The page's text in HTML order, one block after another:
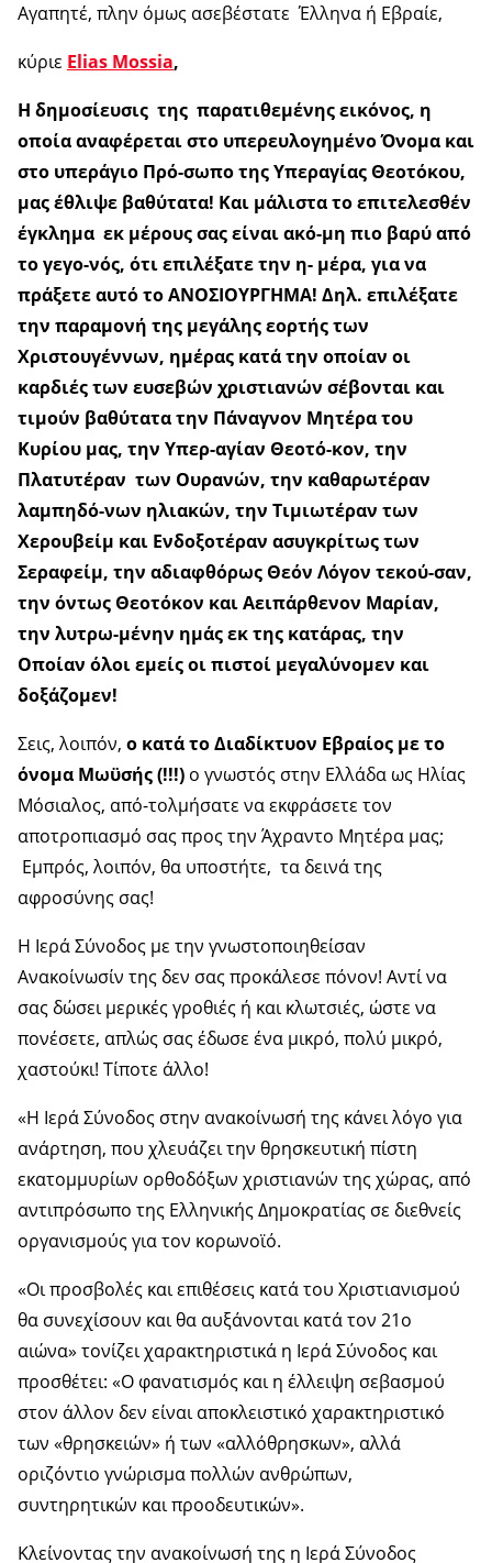
Αγαπητέ, πλην όμως ασεβέστατε Έλληνα ή Εβραίε,
κύριε Elias Mossia,
Η δημοσίευσις της παρατιθεμένης εικόνος, η
οποία αναφέρεται στο υπερευλογημένο Όνομα και
στο υπεράγιο Πρό-σωπο της Υπεραγίας Θεοτόκου,
μας έθλιψε βαθύτατα! Και μάλιστα το επιτελεσθέν
έγκλημα εκ μέρους σας είναι ακό-μη πιο βαρύ από
το γεγο-νός, ότι επιλέξατε την η- μέρα, για να
πράξετε αυτό το ΑΝΟΣΙΟΥΡΓΗΜΑ! Δηλ. επιλέξατε
την παραμονή της μεγάλης εορτής των
Χριστουγέννων, ημέρας κατά την οποίαν οι
καρδιές των ευσεβών χριστιανών σέβονται και
τιμούν βαθύτατα την Πάναγνον Μητέρα του
Κυρίου μας, την Υπερ-αγίαν Θεοτό-κον, την
Πλατυτέραν των Ουρανών, την καθαρωτέραν
λαμπηδό-νων ηλιακών, την Τιμιωτέραν των
Χερουβείμ και Ενδοξοτέραν ασυγκρίτως των
Σεραφείμ, την αδιαφθόρως Θεόν Λόγον τεκού-σαν,
την όντως Θεοτόκον και Αειπάρθενον Μαρίαν,
την λυτρω-μένην ημάς εκ της κατάρας, την
Οποίαν όλοι εμείς οι πιστοί μεγαλύνομεν και
δοξάζομεν!
Σεις, λοιπόν, ο κατά το Διαδίκτυον Εβραίος με το
όνομα Μωϋσής (!!!) ο γνωστός στην Ελλάδα ως Ηλίας
Μόσιαλος, από-τολμήσατε να εκφράσετε τον
αποτροπιασμό σας προς την Άχραντο Μητέρα μας;
Εμπρός, λοιπόν, θα υποστήτε, τα δεινά της
αφροσύνης σας!
Η Ιερά Σύνοδος με την γνωστοποιηθείσαν
Ανακοίνωσίν της δεν σας προκάλεσε πόνον! Αντί να
σας δώσει μερικές γροθιές ή και κλωτσιές, ώστε να
πονέσετε, απλώς σας έδωσε ένα μικρό, πολύ μικρό,
χαστούκι! Τίποτε άλλο!
«Η Ιερά Σύνοδος στην ανακοίνωσή της κάνει λόγο για
ανάρτηση, που χλευάζει την θρησκευτική πίστη
εκατομμυρίων ορθοδόξων χριστιανών της χώρας, από
αντιπρόσωπο της Ελληνικής Δημοκρατίας σε διεθνείς
οργανισμούς για τον κορωνοϊό.
«Οι προσβολές και επιθέσεις κατά του Χριστιανισμού
θα συνεχίσουν και θα αυξάνονται κατά τον 21ο
αιώνα» τονίζει χαρακτηριστικά η Ιερά Σύνοδος και
προσθέτει: «Ο φανατισμός και η έλλειψη σεβασμού
στον άλλον δεν είναι αποκλειστικό χαρακτηριστικό
των «θρησκειών» ή των «αλλόθρησκων», αλλά
οριζόντιο γνώρισμα πολλών ανθρώπων,
συντηρητικών και προοδευτικών».
Κλείνοντας την ανακοίνωσή της η Ιερά Σύνοδος